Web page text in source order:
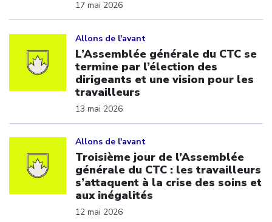
17 mai 2026
Allons de l'avant
L’Assemblée générale du CTC se
termine par l’élection des
dirigeants et une vision pour les
travailleurs
13 mai 2026
Allons de l'avant
Troisième jour de l’Assemblée
générale du CTC : les travailleurs
s’attaquent à la crise des soins et
aux inégalités
12 mai 2026